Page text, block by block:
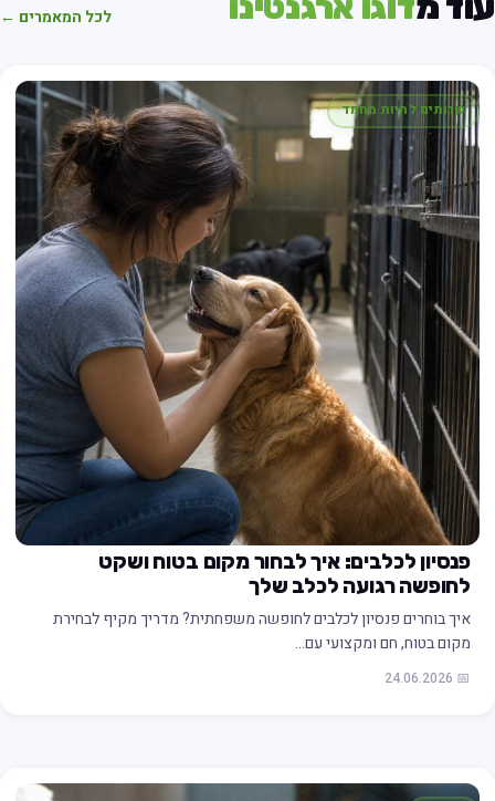
לכל המאמרים ←
שרותים לחיות מחמד
פנסיון לכלבים: איך לבחור מקום בטוח ושקט
לחופשה רגועה לכלב שלך
איך בוחרים פנסיון לכלבים לחופשה משפחתית? מדריך מקיף לבחירת
מקום בטוח, חם ומקצועי עם…
📅 24.06.2026